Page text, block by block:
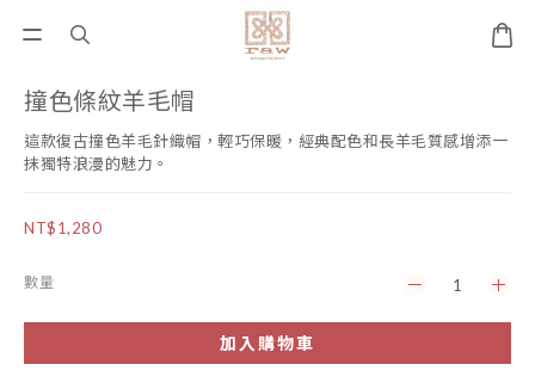
撞色條紋羊毛帽
這款復古撞色羊毛針織帽，輕巧保暖，經典配色和長羊毛質感增添一
抹獨特浪漫的魅力。
NT$1,280
數量
加入購物車